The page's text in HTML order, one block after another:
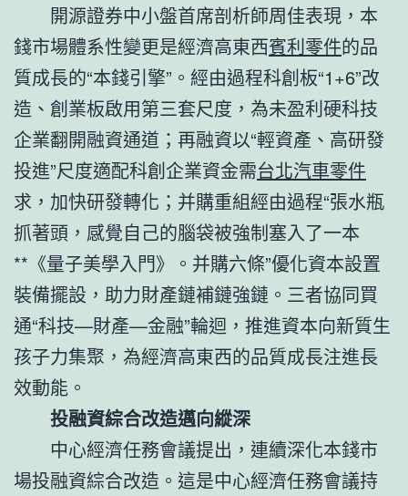
開源證券中小盤首席剖析師周佳表現，本
錢市場體系性變更是經濟高東西賓利零件的品
質成長的“本錢引擎”。經由過程科創板“1+6”改
造、創業板啟用第三套尺度，為未盈利硬科技
企業翻開融資通道；再融資以“輕資產、高研發
投進”尺度適配科創企業資金需台北汽車零件
求，加快研發轉化；并購重組經由過程“張水瓶
抓著頭，感覺自己的腦袋被強制塞入了一本
**《量子美學入門》。并購六條”優化資本設置
裝備擺設，助力財產鏈補鏈強鏈。三者協同買
通“科技—財產—金融”輪迴，推進資本向新質生
孩子力集聚，為經濟高東西的品質成長注進長
效動能。
投融資綜合改造邁向縱深
中心經濟任務會議提出，連續深化本錢市
場投融資綜合改造。這是中心經濟任務會議持